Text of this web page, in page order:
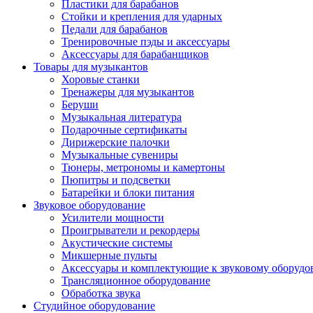
Пластики для барабанов
Стойки и крепления для ударных
Педали для барабанов
Тренировочные пэды и аксессуары
Аксессуары для барабанщиков
Товары для музыкантов
Хоровые станки
Тренажеры для музыкантов
Беруши
Музыкальная литература
Подарочные сертификаты
Дирижерские палочки
Музыкальные сувениры
Тюнеры, метрономы и камертоны
Пюпитры и подсветки
Батарейки и блоки питания
Звуковое оборудование
Усилители мощности
Проигрыватели и рекордеры
Акустические системы
Микшерные пульты
Аксессуары и комплектующие к звуковому
Трансляционное оборудование
Обработка звука
Студийное оборудование